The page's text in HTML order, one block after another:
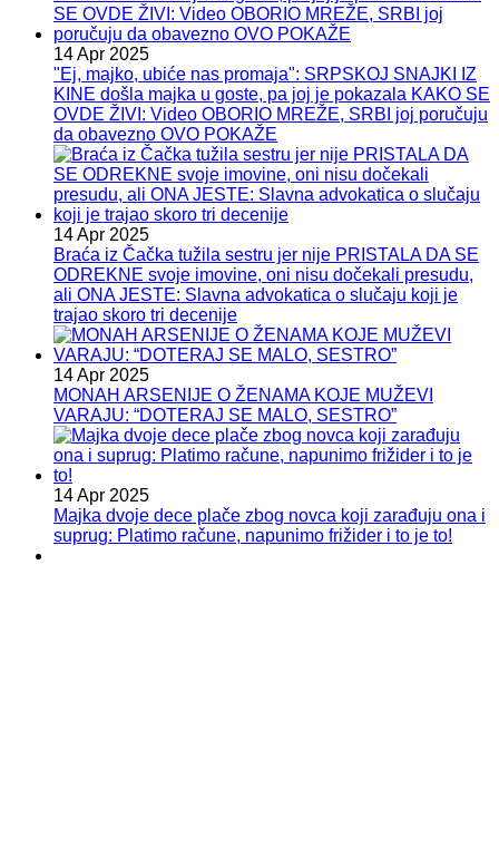
14 Apr 2025
"Ej, majko, ubiće nas promaja": SRPSKOJ SNAJKI IZ
KINE došla majka u goste, pa joj je pokazala KAKO SE
OVDE ŽIVI: Video OBORIO MREŽE, SRBI joj poručuju
da obavezno OVO POKAŽE
14 Apr 2025
Braća iz Čačka tužila sestru jer nije PRISTALA DA SE
ODREKNE svoje imovine, oni nisu dočekali presudu,
ali ONA JESTE: Slavna advokatica o slučaju koji je
trajao skoro tri decenije
14 Apr 2025
MONAH ARSENIJE O ŽENAMA KOJE MUŽEVI
VARAJU: “DOTERAJ SE MALO, SESTRO”
14 Apr 2025
Majka dvoje dece plače zbog novca koji zarađuju ona i
suprug: Platimo račune, napunimo frižider i to je to!